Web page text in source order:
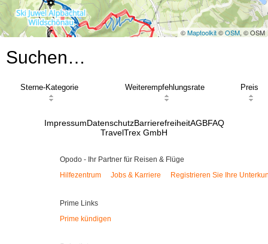
©Maptoolkit©OSM, © OSM
Suchen…
Sterne-Kategorie Weiterempfehlungsrate Preis
ImpressumDatenschutzBarrierefreiheitAGBFAQ
TravelTrex GmbH